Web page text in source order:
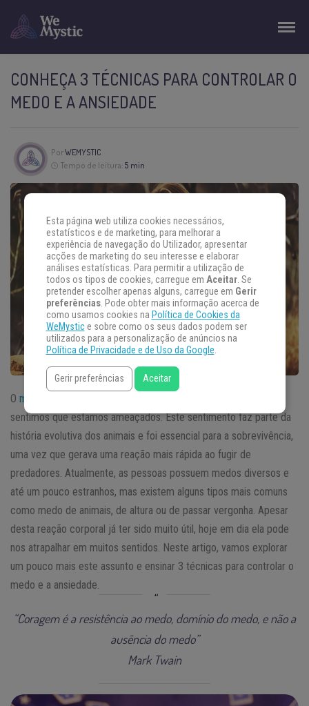
CONHEÇA 3 TÉCNICAS PARA CONTROLAR O
MEDO E A ANSIEDADE
PorWEMYSTIC
Tempo de leitura: 5 min
O medo
sentimos que estamos ameaçados. Este sentimento faz parte da
história evolutiva dos animais e foi essencial para a sobrevivência,
uma vez que gerava uma reação mais rápida ao fugir de
predadores. Atualmente, as pessoas possuem medos diversos e
até um pouco estranhos, mas existem alguns tipos mais comuns
como medo de animais, de altura ou de passar vergonha. Apesar
desta reação corporal já ter sido muito útil, hoje em dia ela pode
nos atrapalhar em muitos sentidos. Neste artigo, vamos explorar
um pouco mais este assunto e ensinar 3 técnicas para controlar o
medo e a ansiedade.
“Coragem é a resistência ao medo, domínio do medo, e não a
ausência do medo”
Mark Twain
Esta página web utiliza cookies necessários,
estatísticos e de marketing, para melhorar a
experiência de navegação do Utilizador, apresentar
acções de marketing do seu interesse e elaborar
análises estatísticas. Para permitir a utilização de
todos os tipos de cookies, carregue em Aceitar. Se
pretender escolher apenas alguns, carregue em Gerir
preferências. Pode obter mais informação acerca de
como usamos cookies na Política de Cookies da
WeMystice sobre como os seus dados podem ser
utilizados para a personalização de anúncios na
Política de Privacidade e de Uso da Google.
Gerir preferências Aceitar